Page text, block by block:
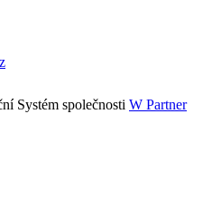
Systém společnosti W Partner